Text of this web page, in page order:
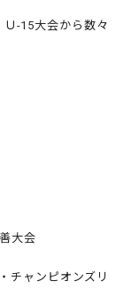
-15大会から数々
大会
チャンピオンズリ